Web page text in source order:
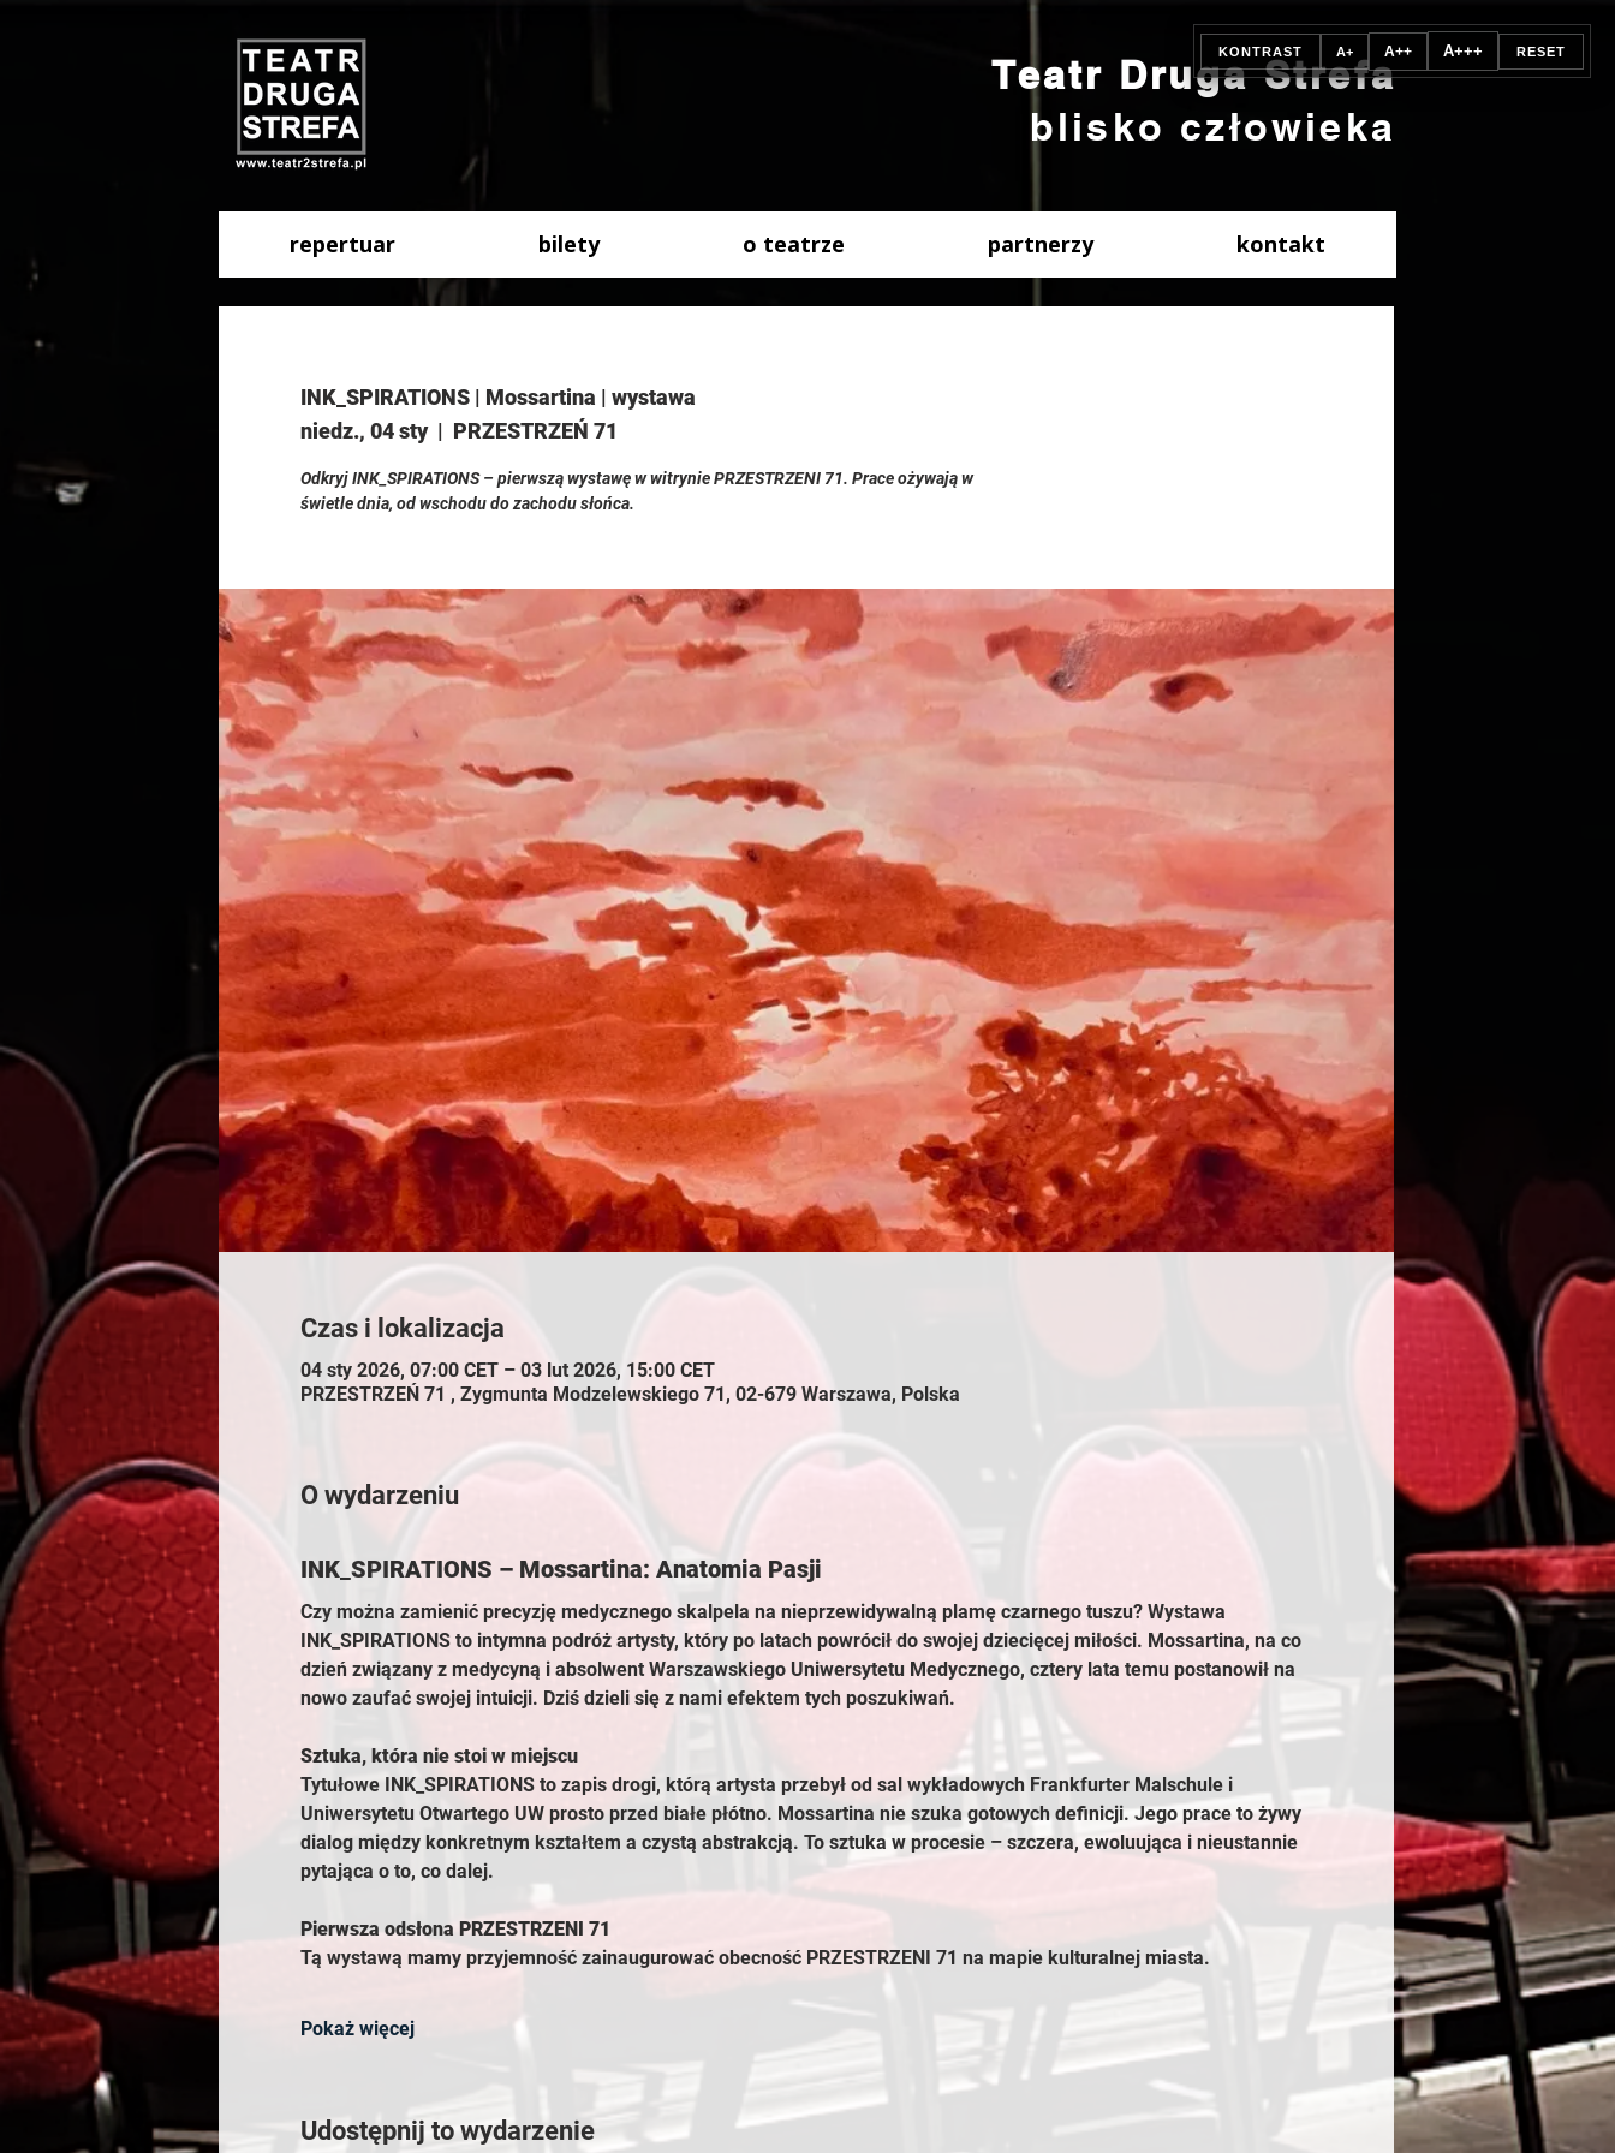
Teatr Druga Strefa
blisko człowieka
repertuar bilety o teatrze partnerzy kontakt
INK_SPIRATIONS | Mossartina | wystawa
niedz., 04 sty
  |
PRZESTRZEŃ 71
Odkryj INK_SPIRATIONS – pierwszą wystawę w witrynie PRZESTRZENI 71. Prace ożywają w
świetle dnia, od wschodu do zachodu słońca.
Czas i lokalizacja
04 sty 2026, 07:00 CET – 03 lut 2026, 15:00 CET
PRZESTRZEŃ 71 , Zygmunta Modzelewskiego 71, 02-679 Warszawa, Polska
O wydarzeniu
INK_SPIRATIONS – Mossartina: Anatomia Pasji
Czy można zamienić precyzję medycznego skalpela na nieprzewidywalną plamę czarnego tuszu? Wystawa
INK_SPIRATIONS to intymna podróż artysty, który po latach powrócił do swojej dziecięcej miłości. Mossartina, na co
dzień związany z medycyną i absolwent Warszawskiego Uniwersytetu Medycznego, cztery lata temu postanowił na
nowo zaufać swojej intuicji. Dziś dzieli się z nami efektem tych poszukiwań.
Sztuka, która nie stoi w miejscu
Tytułowe INK_SPIRATIONS to zapis drogi, którą artysta przebył od sal wykładowych Frankfurter Malschule i
Uniwersytetu Otwartego UW prosto przed białe płótno. Mossartina nie szuka gotowych definicji. Jego prace to żywy
dialog między konkretnym kształtem a czystą abstrakcją. To sztuka w procesie – szczera, ewoluująca i nieustannie
pytająca o to, co dalej.
Pierwsza odsłona PRZESTRZENI 71
Tą wystawą mamy przyjemność zainaugurować obecność PRZESTRZENI 71 na mapie kulturalnej miasta.
Pokaż więcej
Udostępnij to wydarzenie
KONTRAST A+ A++ A+++ RESET